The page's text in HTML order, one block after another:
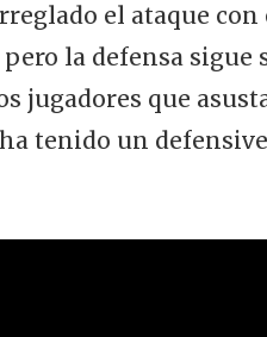
el ataque
la defensa sigue
jugadores que
tenido un